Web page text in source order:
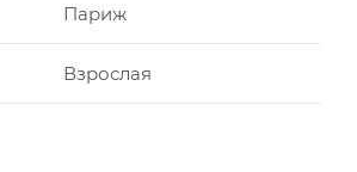
Париж
Взрослая